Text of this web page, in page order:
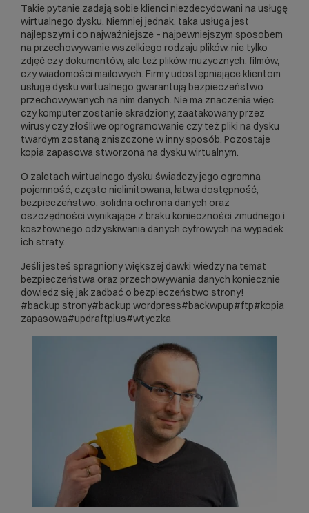
Takie pytanie zadają sobie klienci niezdecydowani na usługę
wirtualnego dysku. Niemniej jednak, taka usługa jest
najlepszym i co najważniejsze – najpewniejszym sposobem
na przechowywanie wszelkiego rodzaju plików, nie tylko
zdjęć czy dokumentów, ale też plików muzycznych, filmów,
czy wiadomości mailowych. Firmy udostępniające klientom
usługę dysku wirtualnego gwarantują bezpieczeństwo
przechowywanych na nim danych. Nie ma znaczenia więc,
czy komputer zostanie skradziony, zaatakowany przez
wirusy czy złośliwe oprogramowanie czy też pliki na dysku
twardym zostaną zniszczone w inny sposób. Pozostaje
kopia zapasowa stworzona na dysku wirtualnym.
O zaletach wirtualnego dysku świadczy jego ogromna
pojemność, często nielimitowana, łatwa dostępność,
bezpieczeństwo, solidna ochrona danych oraz
oszczędności wynikające z braku konieczności żmudnego i
kosztownego odzyskiwania danych cyfrowych na wypadek
ich straty.
Jeśli jesteś spragniony większej dawki wiedzy na temat
bezpieczeństwa oraz przechowywania danych koniecznie
dowiedz się jak zadbać o bezpieczeństwo strony!
#backup strony#backup wordpress#backwpup#ftp#kopia
zapasowa#updraftplus#wtyczka